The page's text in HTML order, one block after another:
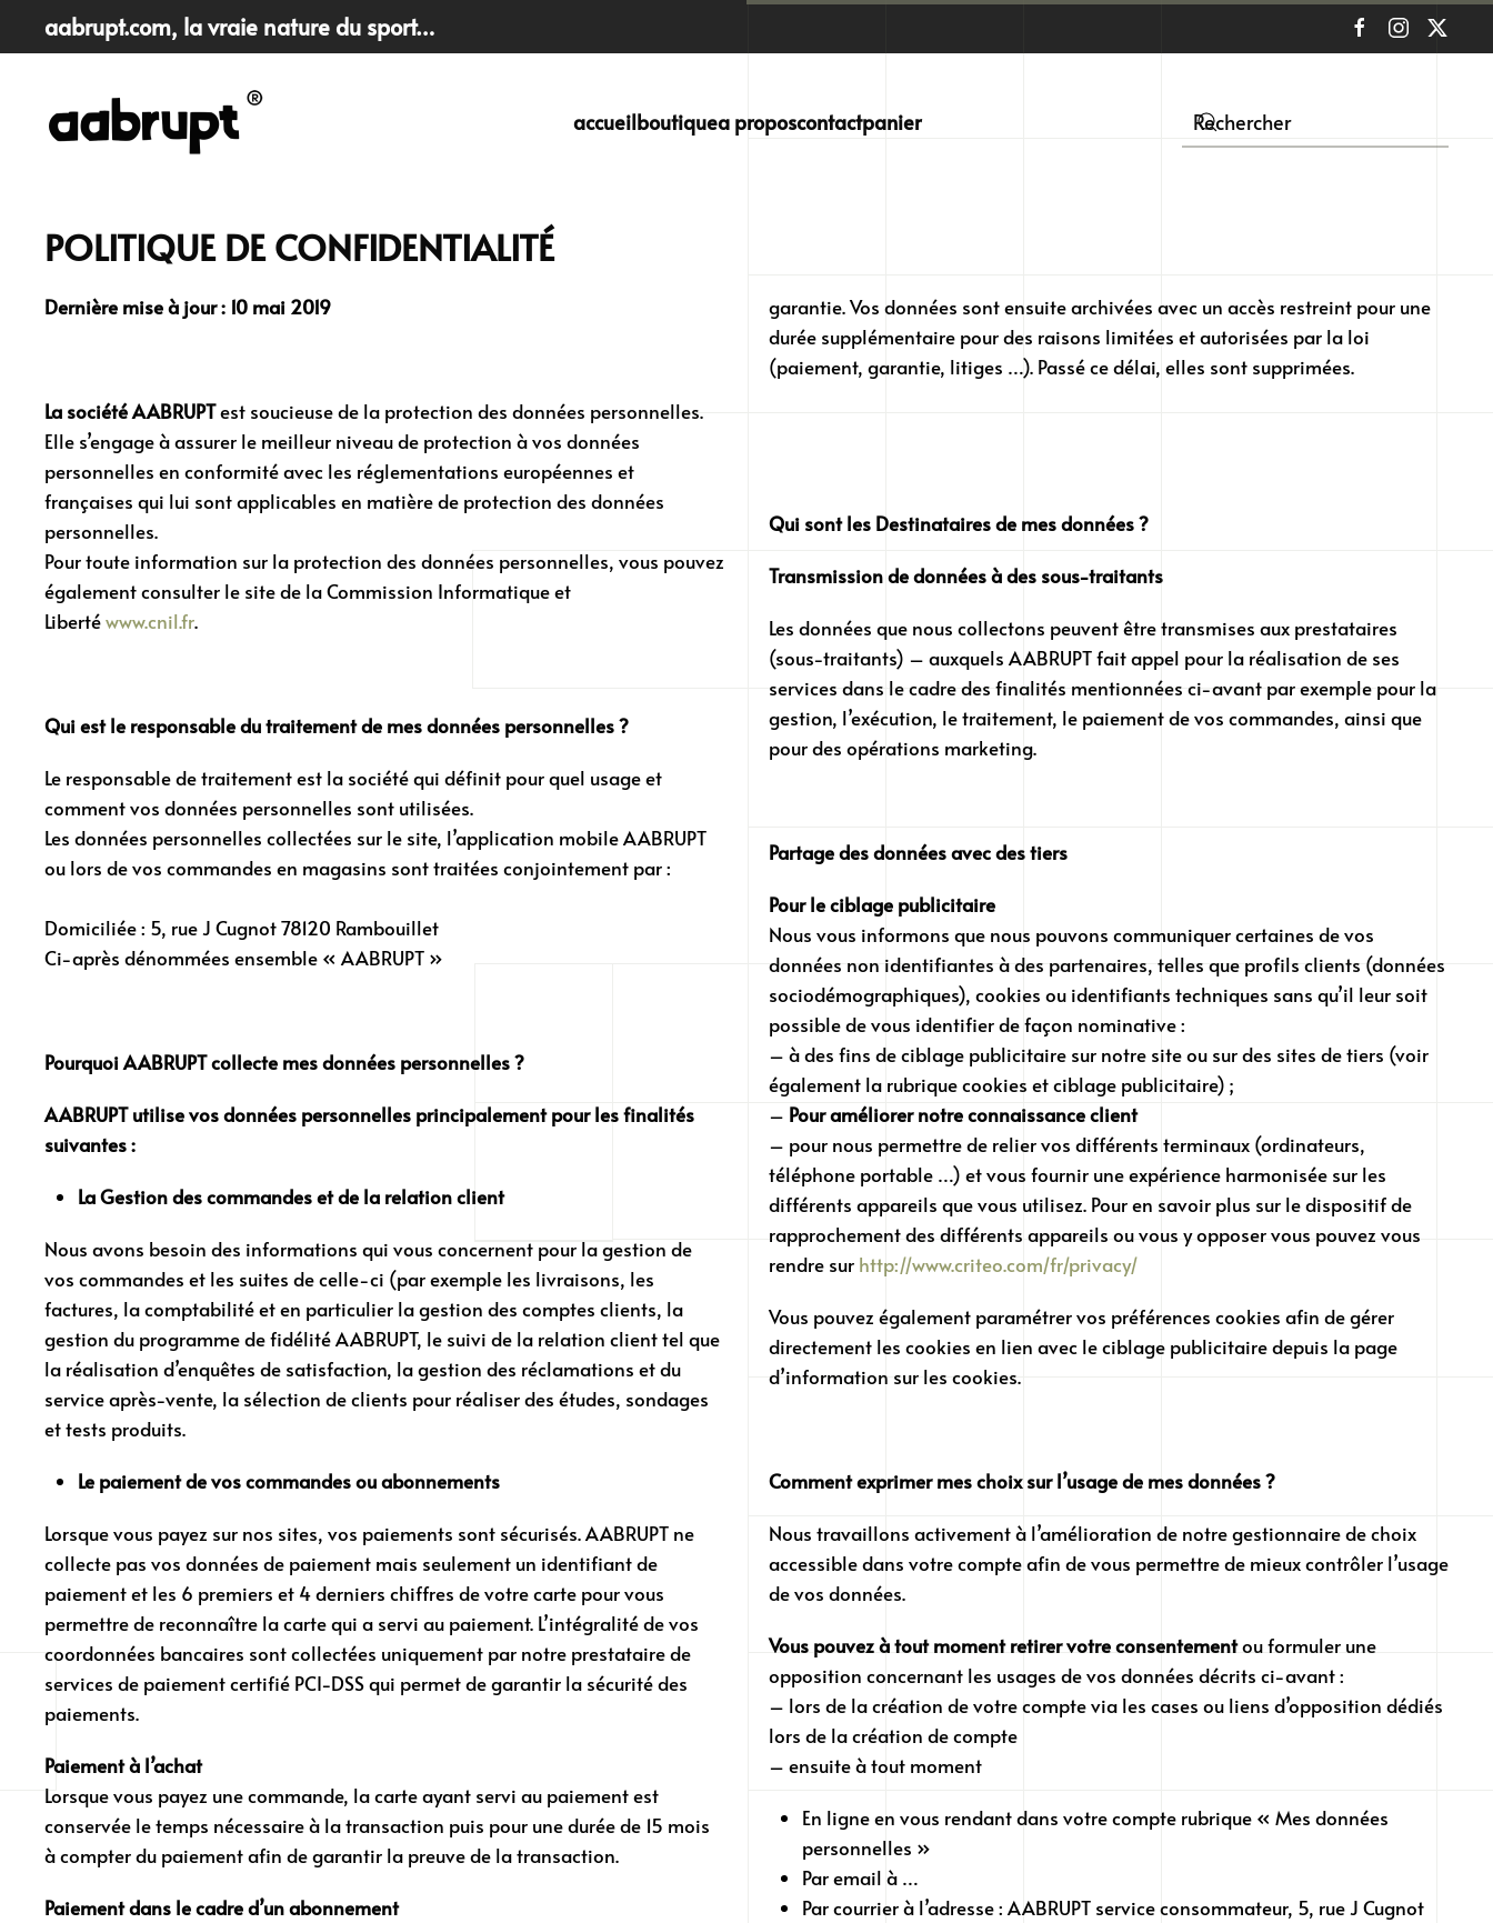
main
content
aabrupt.com, la vraie nature du sport…
accueilboutiquea proposcontactpanier
POLITIQUE DE CONFIDENTIALITÉ
Dernière mise à jour : 10 mai 2019
La société AABRUPTest soucieuse de la protection des données personnelles.
Elle s’engage à assurer le meilleur niveau de protection à vos données
personnelles en conformité avec les réglementations européennes et
françaises qui lui sont applicables en matière de protection des données
personnelles.
Pour toute information sur la protection des données personnelles, vous pouvez
également consulter le site de la Commission Informatique et
Libertéwww.cnil.fr.
Qui est le responsable du traitement de mes données personnelles ?
Le responsable de traitement est la société qui définit pour quel usage et
comment vos données personnelles sont utilisées.
Les données personnelles collectées sur le site, l’application mobile AABRUPT
ou lors de vos commandes en magasins sont traitées conjointement par :
Domiciliée : 5, rue J Cugnot 78120 Rambouillet
Ci-après dénommées ensemble « AABRUPT »
Pourquoi AABRUPT collecte mes données personnelles ?
AABRUPT utilise vos données personnelles principalement pour les finalités
suivantes :
La Gestion des commandes et de la relation client
Nous avons besoin des informations qui vous concernent pour la gestion de
vos commandes et les suites de celle-ci (par exemple les livraisons, les
factures, la comptabilité et en particulier la gestion des comptes clients, la
gestion du programme de fidélité AABRUPT, le suivi de la relation client tel que
la réalisation d’enquêtes de satisfaction, la gestion des réclamations et du
service après-vente, la sélection de clients pour réaliser des études, sondages
et tests produits.
Le paiement de vos commandes ou abonnements
Lorsque vous payez sur nos sites, vos paiements sont sécurisés. AABRUPT ne
collecte pas vos données de paiement mais seulement un identifiant de
paiement et les 6 premiers et 4 derniers chiffres de votre carte pour vous
permettre de reconnaître la carte qui a servi au paiement. L’intégralité de vos
coordonnées bancaires sont collectées uniquement par notre prestataire de
services de paiement certifié PCI-DSS qui permet de garantir la sécurité des
paiements.
Paiement à l’achat
Lorsque vous payez une commande, la carte ayant servi au paiement est
conservée le temps nécessaire à la transaction puis pour une durée de 15 mois
à compter du paiement afin de garantir la preuve de la transaction.
Paiement dans le cadre d’un abonnement
garantie. Vos données sont ensuite archivées avec un accès restreint pour une
durée supplémentaire pour des raisons limitées et autorisées par la loi
(paiement, garantie, litiges …). Passé ce délai, elles sont supprimées.
Qui sont les Destinataires de mes données ?
Transmission de données à des sous-traitants
Les données que nous collectons peuvent être transmises aux prestataires
(sous-traitants) – auxquels AABRUPT fait appel pour la réalisation de ses
services dans le cadre des finalités mentionnées ci-avant par exemple pour la
gestion, l’exécution, le traitement, le paiement de vos commandes, ainsi que
pour des opérations marketing.
Partage des données avec des tiers
Pour le ciblage publicitaire
Nous vous informons que nous pouvons communiquer certaines de vos
données non identifiantes à des partenaires, telles que profils clients (données
sociodémographiques), cookies ou identifiants techniques sans qu’il leur soit
possible de vous identifier de façon nominative :
– à des fins de ciblage publicitaire sur notre site ou sur des sites de tiers (voir
également la rubrique cookies et ciblage publicitaire) ;
– Pour améliorer notre connaissance client
– pour nous permettre de relier vos différents terminaux (ordinateurs,
téléphone portable …) et vous fournir une expérience harmonisée sur les
différents appareils que vous utilisez. Pour en savoir plus sur le dispositif de
rapprochement des différents appareils ou vous y opposer vous pouvez vous
rendre sur http://www.criteo.com/fr/privacy/
Vous pouvez également paramétrer vos préférences cookies afin de gérer
directement les cookies en lien avec le ciblage publicitaire depuis la page
d’information sur les cookies.
Comment exprimer mes choix sur l’usage de mes données ?
Nous travaillons activement à l’amélioration de notre gestionnaire de choix
accessible dans votre compte afin de vous permettre de mieux contrôler l’usage
de vos données.
Vous pouvez à tout moment retirer votre consentementou formuler une
opposition concernant les usages de vos données décrits ci-avant :
– lors de la création de votre compte via les cases ou liens d’opposition dédiés
lors de la création de compte
– ensuite à tout moment
En ligne en vous rendant dans votre compte rubrique « Mes données
personnelles »
Par email à …
Par courrier à l’adresse : AABRUPT service consommateur, 5, rue J Cugnot